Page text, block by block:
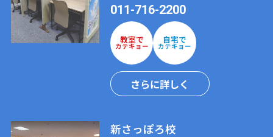
011-716-2200
教室で
カテキョー
自宅で
カテキョー
さらに詳しく
新さっぽろ校